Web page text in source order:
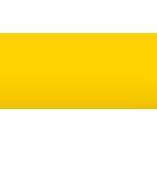
bien plus encore.